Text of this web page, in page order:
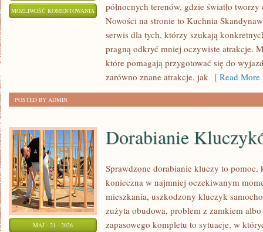
MOŻLIWOŚĆ KOMENTOWANIA ZORZA
POLARNA
ZJAWISKA
NATURY
północnych terenów, gdzie światło
Nowości na stronie to Kuchnia
serwis dla tych, którzy szukają
pragną odkryć mniej oczywiste atrakcje.
które pomagają przygotować się do
zarówno znane atrakcje, jak [ Read More
POSTED BY ADMIN
MAJ - 21 - 2026
Dorabianie
Sprawdzone dorabianie kluczy to pomoc,
konieczna w najmniej oczekiwanym
mieszkania, uszkodzony kluczyk
zużyta obudowa, problem z zamkiem
zapasowego kompletu to sytuacje, w